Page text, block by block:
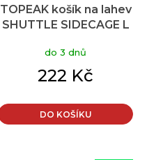
TOPEAK košík na lahev
SHUTTLE SIDECAGE L
do 3 dnů
222 Kč
DO KOŠÍKU